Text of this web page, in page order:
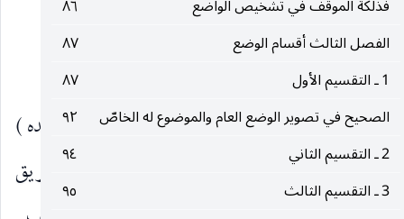
فذلكة الموقف في تشخيص الواضع
٨٦
الفصل الثالث أقسام الوضع
٨٧
1 ـ التقسيم الأول
٨٧
الصحيح في تصوير الوضع العام والموضوع له الخاصّ
٩٢
2 ـ التقسيم الثاني
٩٤
3 ـ التقسيم الثالث
٩٥
الكلمة أو المنقول في رواية ذلك الراوي.
مدى شمول التعريف للأصول العملية
أما الاعتراض الأول ، فكأن المحقق الخراسانيّ ( قده )
اعترف بوجاهته فحاول تصحيح التعريف عن طريق